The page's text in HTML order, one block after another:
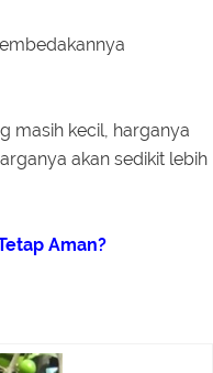
masih kecil, harganya
akan sedikit lebih
Aman?